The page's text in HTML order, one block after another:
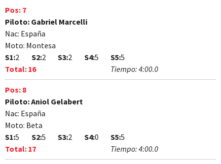
Pos: 7
Piloto: Gabriel Marcelli
Nac: España
Moto: Montesa
S1:2 S2:2 S3:2 S4:5 S5:5
Total: 16 Tiempo: 4:00.0
Pos: 8
Piloto:Aniol Gelabert
Nac: España
Moto: Beta
S1:5 S2:5 S3:2 S4:0 S5:5
Total: 17 Tiempo: 4:00.0